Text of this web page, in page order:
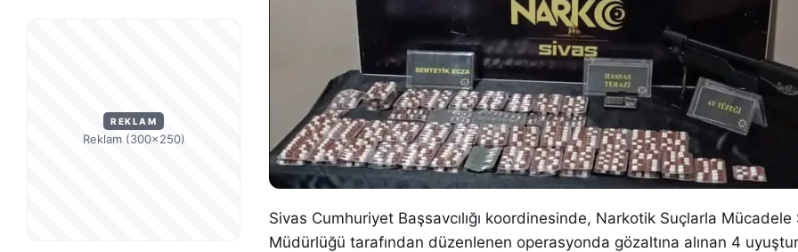
REKLAM
Reklam (300×250)
Sivas Cumhuriyet Başsavcılığı koordinesinde, Narkotik Suçlarla Mücadele
Müdürlüğü tarafından düzenlenen operasyonda gözaltına alınan 4